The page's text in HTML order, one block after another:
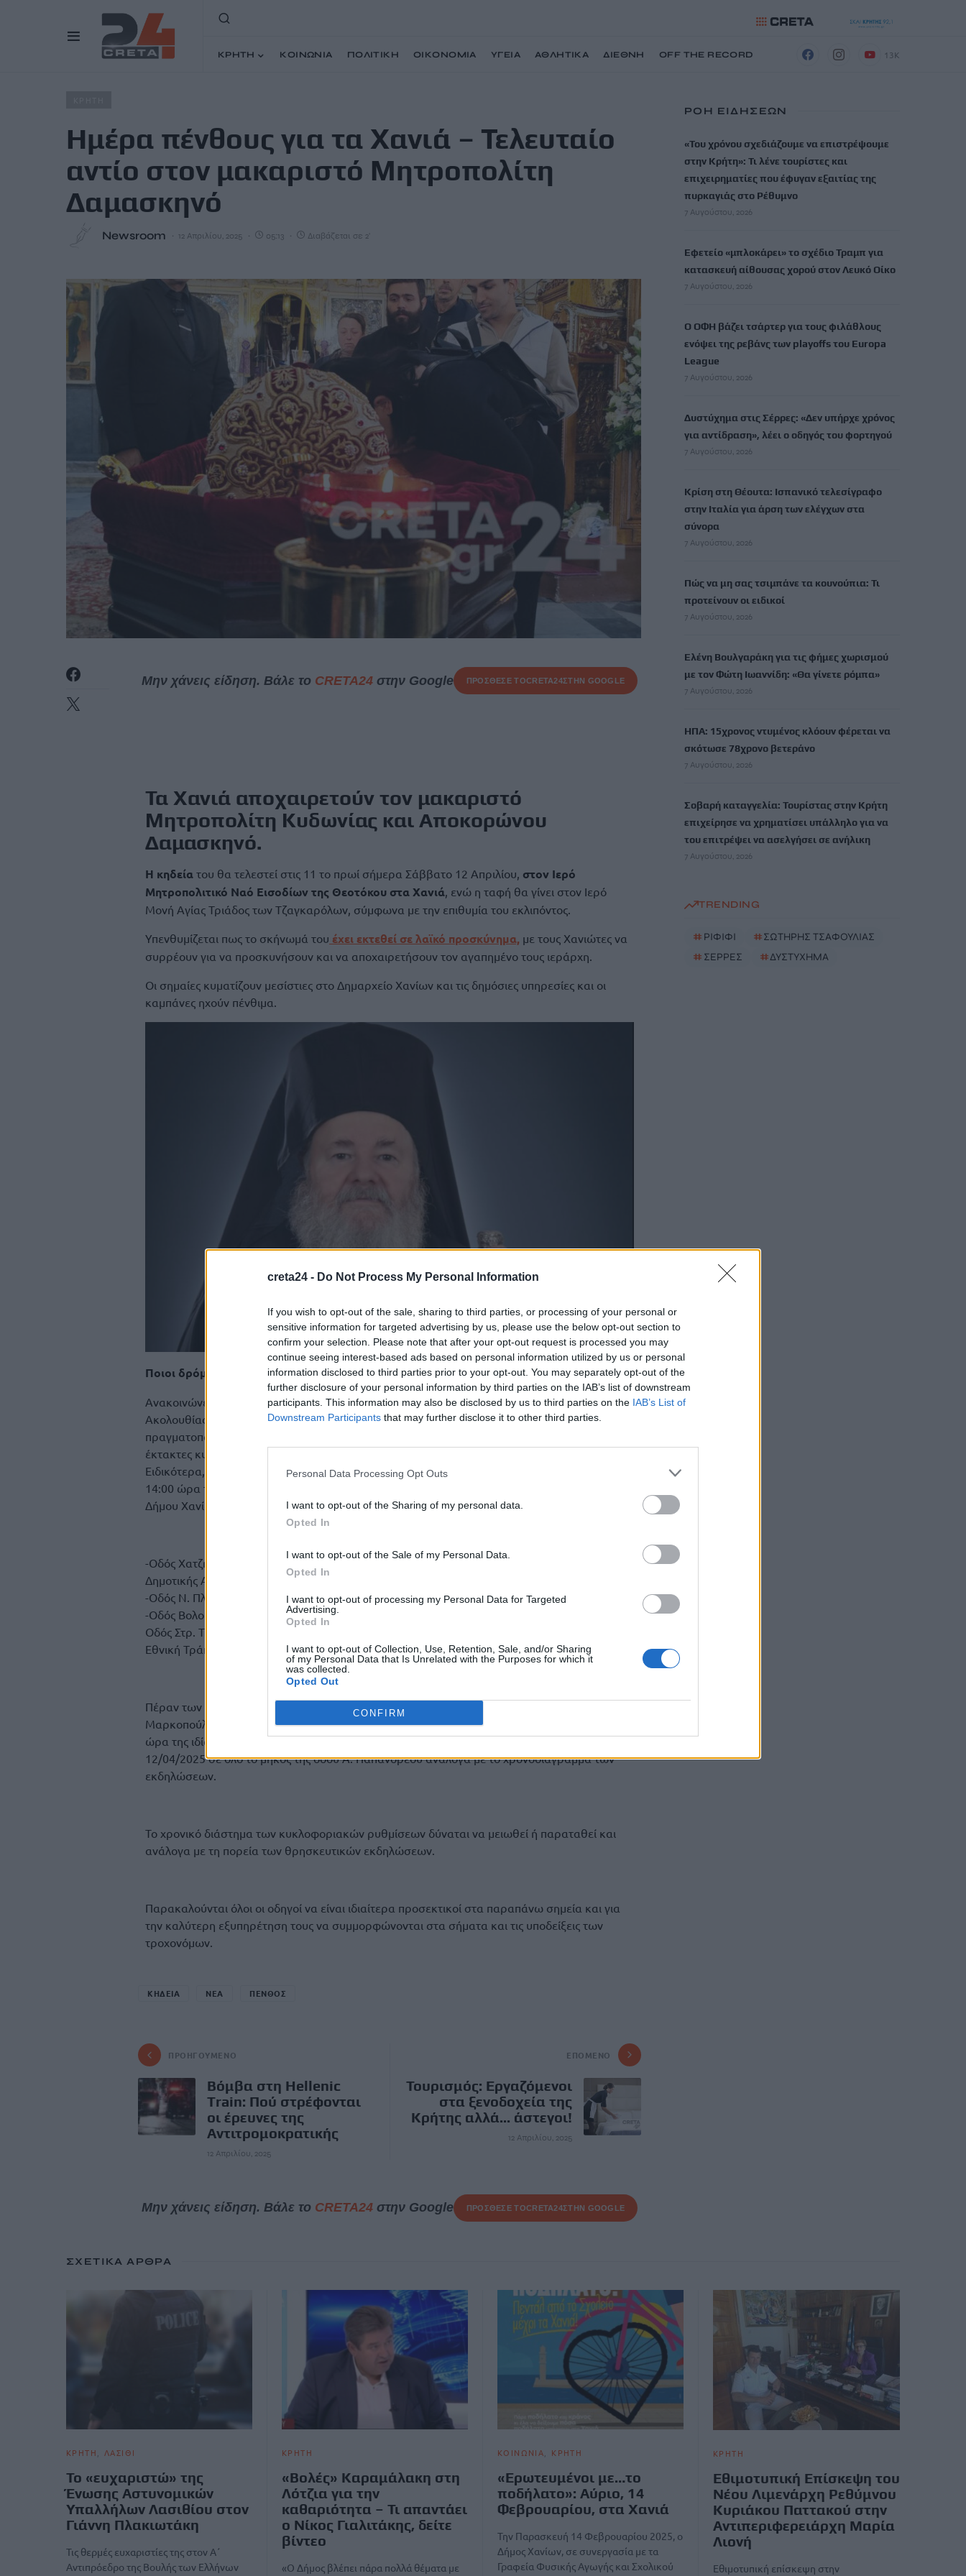
creta24 - Do Not Process My Personal Information
If you wish to opt-out of the sale, sharing to third parties, or processing of your personal or
sensitive information for targeted advertising by us, please use the below opt-out section to
confirm your selection. Please note that after your opt-out request is processed you may
continue seeing interest-based ads based on personal information utilized by us or personal
information disclosed to third parties prior to your opt-out. You may separately opt-out of the
further disclosure of your personal information by third parties on the IAB’s list of downstream
participants. This information may also be disclosed by us to third parties on the IAB’s List of
Downstream Participants that may further disclose it to other third parties.
Personal Data Processing Opt Outs
I want to opt-out of the Sharing of my personal data.
Opted In
I want to opt-out of the Sale of my Personal Data.
Opted In
I want to opt-out of processing my Personal Data for Targeted
Advertising.
Opted In
I want to opt-out of Collection, Use, Retention, Sale, and/or Sharing
of my Personal Data that Is Unrelated with the Purposes for which it
was collected.
Opted Out
CONFIRM
ΚΡΗΤΗ ΚΟΙΝΩΝΙΑ ΠΟΛΙΤΙΚΗ ΟΙΚΟΝΟΜΙΑ ΥΓΕΙΑ ΑΘΛΗΤΙΚΑ ΔΙΕΘΝΗ OFF THE RECORD
13K
Ημέρα πένθους για τα Χανιά – Τελευταίο
αντίο στον μακαριστό Μητροπολίτη
Δαμασκηνό
Newsroom 12 Απριλίου, 2025 05:13 Διαβάζεται σε 2'
Μην χάνεις είδηση. Βάλε το CRETA24στην Google ΠΡΟΣΘΕΣΕ ΤΟCRETA24ΣΤΗΝ GOOGLE
Τα Χανιά αποχαιρετούν τον μακαριστό
Μητροπολίτη Κυδωνίας και Αποκορώνου
Δαμασκηνό.
Η κηδεία του θα τελεστεί στις 11 το πρωί σήμερα Σάββατο 12 Απριλίου, στον Ιερό
Μητροπολιτικό Ναό Εισοδίων της Θεοτόκου στα Χανιά, ενώ η ταφή θα γίνει στον Ιερό
Μονή Αγίας Τριάδος των Τζαγκαρόλων, σύμφωνα με την επιθυμία του εκλιπόντος.
Υπενθυμίζεται πως το σκήνωμά του έχει εκτεθεί σε λαϊκό προσκύνημα, με τους Χανιώτες να
συρρέουν για να προσκυνήσουν και να αποχαιρετήσουν τον αγαπημένο τους ιεράρχη.
Οι σημαίες κυματίζουν μεσίστιες στο Δημαρχείο Χανίων και τις δημόσιες υπηρεσίες και οι
καμπάνες ηχούν πένθιμα.
Ποιοι δρόμοι θα κλείσουν
Ανακοινώνεται με απόφαση της Διεύθυνσης Αστυνομίας Χανίων ότι στα πλαίσια της Εξόδιου
Ακολουθίας του Μακαριστού Μητροπολίτη Κυδωνίας και Αποκορώνου Δαμασκηνού, που θα
πραγματοποιηθεί στον Ιερό Μητροπολιτικό Ναό Εισοδίων της Θεοτόκου θα ισχύσουν
έκτακτες κυκλοφοριακές ρυθμίσεις στο κέντρο της πόλης των Χανίων.
Ειδικότερα, κατά το χρονικό διάστημα από την 10:00 ώρα του Σαββάτου 12/04/2025 έως την
14:00 ώρα της ιδίας, θα ισχύσει απαγόρευση της κυκλοφορίας στις παρακάτω οδούς του
Δήμου Χανίων:
-Οδός Χατζημιχάλη Γιάνναρη σε όλο το μήκος της, στο οδικό δίκτυο έμπροσθεν της πλατείας
Δημοτικής Αγοράς έως και τη διασταύρωση με τις οδούς Δασκαλογιάννη και Νικ. Φωκά.
-Οδός Ν. Πλαστήρα.
-Οδός Βολουδάκηδων.
Οδός Στρ. Τζανακάκη από τη συμβολή της με την οδό Μπονιαλή έως και την Τράπεζα την
Εθνική Τράπεζα.
Πέραν των ανωτέρω θα απαγορευθεί η στάθμευση οχημάτων περιμετρικά της Πλατείας
Μαρκοπούλου κατά το χρονικό διάστημα από την 06:00 ώρα της 12/04/2025 έως και 14:00
ώρα της ιδίας, ενώ θα ληφθούν κυκλοφοριακές ρυθμίσεις από ώρα 13:00 έως 14:00 της
12/04/2025 σε όλο το μήκος της οδού Α. Παπανδρέου ανάλογα με το χρονοδιάγραμμα των
εκδηλώσεων.
Το χρονικό διάστημα των κυκλοφοριακών ρυθμίσεων δύναται να μειωθεί ή παραταθεί και
ανάλογα με τη πορεία των θρησκευτικών εκδηλώσεων.
Παρακαλούνται όλοι οι οδηγοί να είναι ιδιαίτερα προσεκτικοί στα παραπάνω σημεία και για
την καλύτερη εξυπηρέτηση τους να συμμορφώνονται στα σήματα και τις υποδείξεις των
τροχονόμων.
ΚΗΔΕΙΑ ΝΕΑ ΠΕΝΘΟΣ
ΠΡΟΗΓΟΎΜΕΝΟ
Βόμβα στη Hellenic
Train: Πού στρέφονται
οι έρευνες της
Αντιτρομοκρατικής
12 Απριλίου, 2025
ΕΠΌΜΕΝΟ
Τουρισμός: Εργαζόμενοι
στα ξενοδοχεία της
Κρήτης αλλά... άστεγοι!
12 Απριλίου, 2025
Μην χάνεις είδηση. Βάλε το CRETA24στην Google ΠΡΟΣΘΕΣΕ ΤΟCRETA24ΣΤΗΝ GOOGLE
ΡΟΗ ΕΙΔΗΣΕΩΝ
«Του χρόνου σχεδιάζουμε να επιστρέψουμε
στην Κρήτη»: Τι λένε τουρίστες και
επιχειρηματίες που έφυγαν εξαιτίας της
πυρκαγιάς στο Ρέθυμνο
7 Αυγούστου, 2026
Εφετείο «μπλοκάρει» το σχέδιο Τραμπ για
κατασκευή αίθουσας χορού στον Λευκό Οίκο
7 Αυγούστου, 2026
Ο ΟΦΗ βάζει τσάρτερ για τους φιλάθλους
ενόψει της ρεβάνς των playoffs του Europa
League
7 Αυγούστου, 2026
Δυστύχημα στις Σέρρες: «Δεν υπήρχε χρόνος
για αντίδραση», λέει ο οδηγός του φορτηγού
7 Αυγούστου, 2026
Κρίση στη Θέουτα: Ισπανικό τελεσίγραφο
στην Ιταλία για άρση των ελέγχων στα
σύνορα
7 Αυγούστου, 2026
Πώς να μη σας τσιμπάνε τα κουνούπια: Τι
προτείνουν οι ειδικοί
7 Αυγούστου, 2026
Ελένη Βουλγαράκη για τις φήμες χωρισμού
με τον Φώτη Ιωαννίδη: «Θα γίνετε ρόμπα»
7 Αυγούστου, 2026
ΗΠΑ: 15χρονος ντυμένος κλόουν φέρεται να
σκότωσε 78χρονο βετεράνο
7 Αυγούστου, 2026
Σοβαρή καταγγελία: Τουρίστας στην Κρήτη
επιχείρησε να χρηματίσει υπάλληλο για να
του επιτρέψει να ασελγήσει σε ανήλικη
7 Αυγούστου, 2026
TRENDING
# ΡΙΦΙΦΙ #ΣΩΤΗΡΗΣ ΤΣΑΦΟΥΛΙΑΣ
# ΣΕΡΡΕΣ #ΔΥΣΤΥΧΗΜΑ
ΣΧΕΤΙΚΆ ΆΡΘΡΑ
ΚΡΗΤΗ ΛΑΣΙΘΙ
Το «ευχαριστώ» της
Ένωσης Αστυνομικών
Υπαλλήλων Λασιθίου στον
Γιάννη Πλακιωτάκη
Τις θερμές ευχαριστίες της στον Α΄
Αντιπρόεδρο της Βουλής των Ελλήνων
ΚΡΗΤΗ
«Βολές» Καραμάλακη στη
Λότζια για την
καθαριότητα – Τι απαντάει
ο Νίκος Γιαλιτάκης, δείτε
βίντεο
«Ο Δήμος βλέπει πάρα πολλά θέματα με
ΚΟΙΝΩΝΙΑ ΚΡΗΤΗ
«Ερωτευμένοι με…το
ποδήλατο»: Αύριο, 14
Φεβρουαρίου, στα Χανιά
Την Παρασκευή 14 Φεβρουαρίου 2025, ο
Δήμος Χανίων, σε συνεργασία με τα
Γραφεία Φυσικής Αγωγής και Σχολικού
ΚΡΗΤΗ
Εθιμοτυπική Επίσκεψη του
Νέου Λιμενάρχη Ρεθύμνου
Κυριάκου Παττακού στην
Αντιπεριφερειάρχη Μαρία
Λιονή
Εθιμοτυπική επίσκεψη στην